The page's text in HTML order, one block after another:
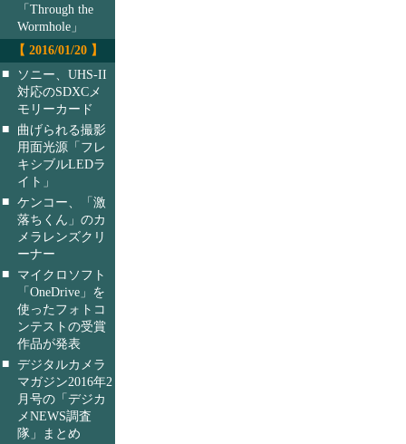
「Through the
Wormhole」
【 2016/01/20 】
■
ソニー、UHS-II
対応のSDXCメ
モリーカード
■
曲げられる撮影
用面光源「フレ
キシブルLEDラ
イト」
■ ケンコー、「激
落ちくん」のカ
メラレンズクリ
ーナー
■
マイクロソフト
「OneDrive」を
使ったフォトコ
ンテストの受賞
作品が発表
■ デジタルカメラ
マガジン2016年2
月号の「デジカ
メNEWS調査
隊」まとめ